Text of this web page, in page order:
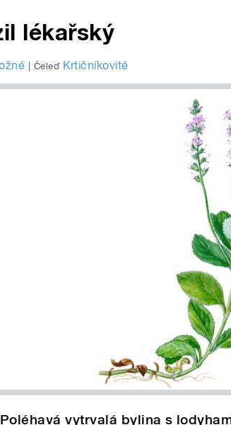
lékařský
Čeleď Krtičníkovité
Poléhavá vytrvalá bylina s